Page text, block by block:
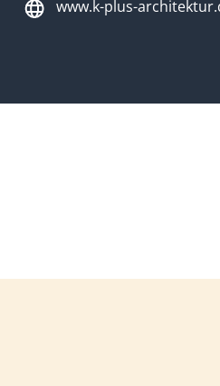
www.k-plus-